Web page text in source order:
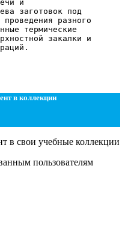
в коллекции
в свои учебные коллекции
пользователям